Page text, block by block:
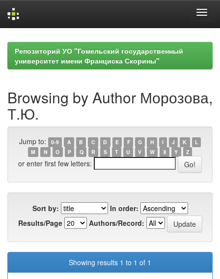
navigationРепозиторий УО "Гомельский государственный
университет имени Франциска Скорины"
Browsing by Author Морозова,
Т.Ю.
Jump to: 0-9 A B C D E F G H I J K
L
M
N O P Q R S T U V W X Y Z
or enter first few letters:
Sort by:
In order:
Results/Page
Authors/Record:
Showing results 1 to 1 of 1